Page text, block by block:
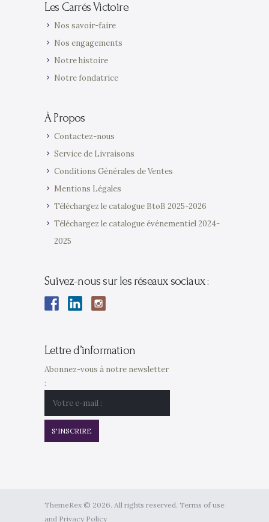
Les Carrés Victoire
Nos savoir-faire
Nos engagements
Notre histoire
Notre fondatrice
À Propos
Contactez-nous
Service de Livraisons
Conditions Générales de Ventes
Mentions Légales
Téléchargez le catalogue BtoB 2025-2026
Téléchargez le catalogue événementiel 2024-
2025
Suivez-nous sur les réseaux sociaux :
Lettre d’information
Abonnez-vous à notre newsletter
:
ThemeRex © 2026. All rights reserved. Terms of use
and Privacy Policy